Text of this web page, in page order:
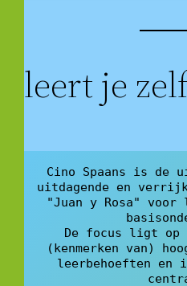
leert je
Cino Spaans is de
uitdagende en
"Juan y Rosa"
De focus ligt op
(kenmerken van)
leerbehoeften en